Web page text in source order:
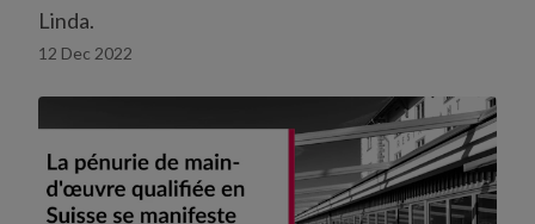
Linda.
12 Dec 2022